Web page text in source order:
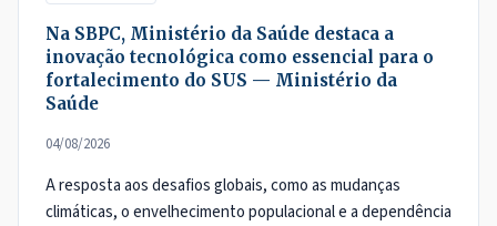
Na SBPC, Ministério da Saúde destaca a
inovação tecnológica como essencial para o
fortalecimento do SUS — Ministério da
Saúde
04/08/2026
A resposta aos desafios globais, como as mudanças
climáticas, o envelhecimento populacional e a dependência